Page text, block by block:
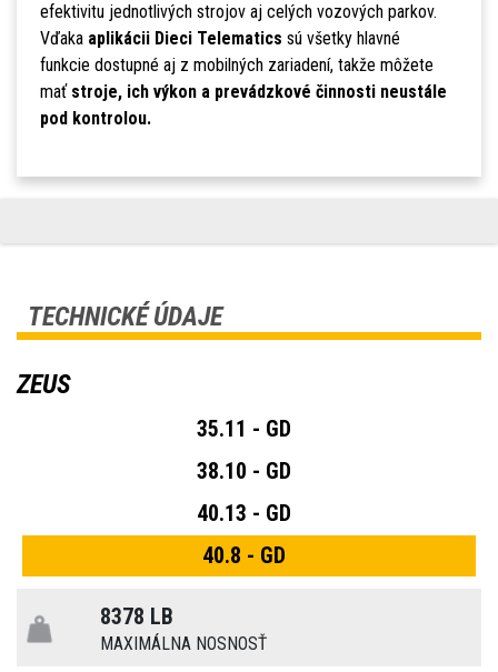
efektivitu jednotlivých strojov aj celých vozových parkov.
Vďaka aplikácii Dieci Telematics sú všetky hlavné
funkcie dostupné aj z mobilných zariadení, takže môžete
mať stroje, ich výkon a prevádzkové činnosti neustále
pod kontrolou.
TECHNICKÉ ÚDAJE
ZEUS
35.11 - GD
38.10 - GD
40.13 - GD
40.8 - GD
8378 LB
MAXIMÁLNA NOSNOSŤ